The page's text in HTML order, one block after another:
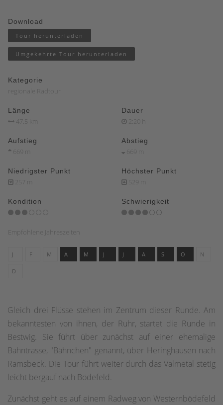
Download
Tour herunterladen
Umgekehrte Tour herunterladen
Kategorie
regionale Radtour
Länge
47.5 km
Dauer
2:20 h
Aufstieg
669 m
Abstieg
669 m
Niedrigster Punkt
257 m
Höchster Punkt
529 m
Kondition Schwierigkeit
Empfohlene Jahreszeiten
J F M A M J J A S O N
D
Gleich drei Flüsse stehen im Zentrum dieser Runde. Am
bekanntesten von ihnen, der Ruhr, startet die Runde in
Bestwig. Sie führt über zunächst auf einer ehemalige
Bahntrasse, "Bähnchen" genannt, über Heringhausen nach
Ramsbeck. Die Tour führt weiter durch das Valmetal stetig
leicht bergauf nach Bödefeld.
Zunächst geht es auf einem Radweg von Westernbödefeld